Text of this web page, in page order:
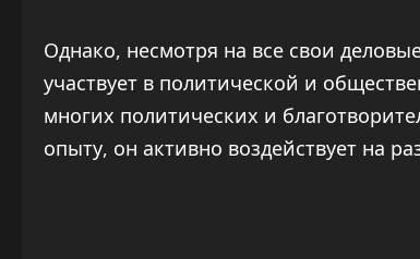
Однако, несмотря на все свои
участвует в политической и
многих политических и
опыту, он активно воздействует на